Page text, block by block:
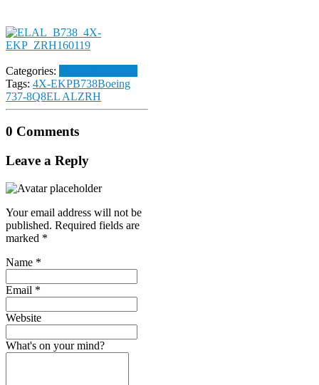
Categories:
Tags: 4X-EKPB738Boeing
737-8Q8EL ALZRH
0 Comments
Leave a Reply
Your email address will not be
published. Required fields are
marked *
Name *
Email *
Website
What's on your mind?